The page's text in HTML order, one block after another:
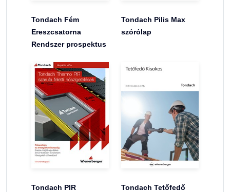
Tondach Fém
Ereszcsatorna
Rendszer prospektus
Tondach Pilis Max
szórólap
Tondach PIR
Tondach Tetőfedő